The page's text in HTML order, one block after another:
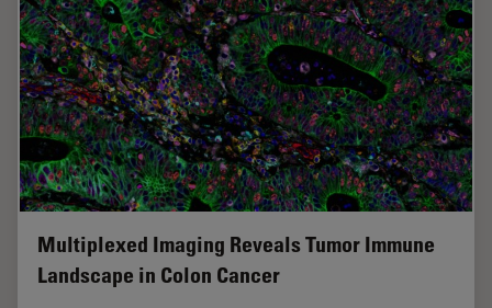
Multiplexed Imaging Reveals Tumor Immune
Landscape in Colon Cancer